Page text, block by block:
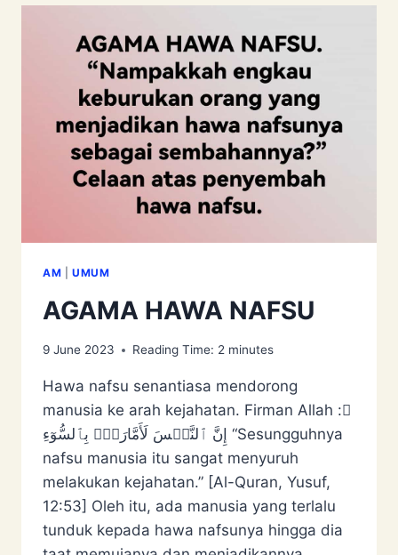
AM UMUM
AGAMA HAWA NAFSU
9 June 2023 Reading Time: 2 minutes
Hawa nafsu senantiasa mendorong
manusia ke arah kejahatan. Firman Allah ﷻ:
إِنَّ ٱلنَّفۡسَ لَأَمَّارَةُۢ بِٱلسُّوٓءِ “Sesungguhnya
nafsu manusia itu sangat menyuruh
melakukan kejahatan.” [Al-Quran, Yusuf,
12:53] Oleh itu, ada manusia yang terlalu
tunduk kepada hawa nafsunya hingga dia